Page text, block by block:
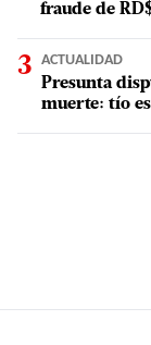
fraude de
ACTUALIDAD
Presunta
muerte: tío